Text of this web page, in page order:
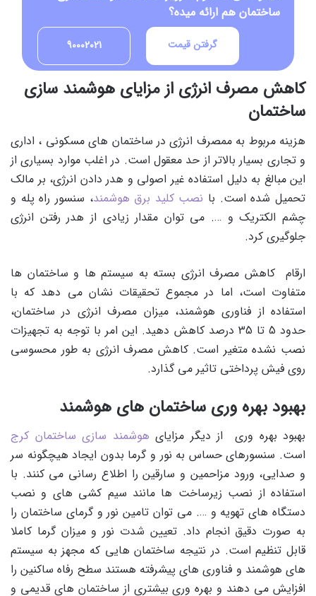
ساختمان هم ارائه میده؟
90002021 گرفتن قیمت
کاهش مصرف انرژی از مزایای هوشمند سازی
ساختمان
هزینه مربوط به ممصرف انرژی در ساختمان های مسکونی ، اداری
و تجاری بسیار بالاتر از حد معقول است. در اغلب موارد بسیاری از
این مبالغ به دلیل استفاده غیر اصولی و هدر دادن انرژی، بر مالک
تحمیل شده است. با نصب کلید برق هوشمند، سنسور راه پله و
چشم الکتریک و …. می توان مقدار زیادی از هدر رفتن انرژی
جلوگیری کرد.
ارقام کاهش مصرف انرژی بسته به سیستم ها و ساختمان ها
متفاوت است، اما در مجموع تحقیقات نشان می دهد که با
استفاده از فناوری هوشمند، میزان مصرف انرژی در ساختمان،
حدود 5 تا 35 درصد کاهش دهید. این امر با توجه به تجهیزات
نصب نشده متغیر است. کاهش مصرف انرژی به طور محسوسی
روی فیش پرداختی تاثیر می گذارد.
بهبود بهره وری ساختمان های هوشمند
بهبود بهره وری از دیگر مزایای هوشمند سازی ساختمان کرج
است. سنسورهای حساس به نور و گرما بدون ایجاد هیچگونه سر
و صدایی، ورود مزاحمین و سارقین را اطلاع رسانی می کنند. با
استفاده از نصب زیرساخت ها مانند سیم کشی های و نصب
دستگاه های تهویه و …. می توان تامین نور و گرمای ساختمان را
به صورت دقیق انجام داد. تعیین شدت نور و میزان گرما کاملا
قابل تنظیم است. در نتیجه ساختمان هایی که مجهز به سیستم
های هوشمند و فناوری های پیشرفته هستند سطح رفاه ساکنین را
افزایش می دهند و بهره وری بیشتری از ساختمان های قدیمی و